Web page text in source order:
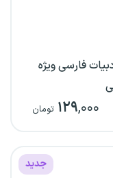
فارسی ویژه
۱۲۹,۰۰۰ تومان
جدید